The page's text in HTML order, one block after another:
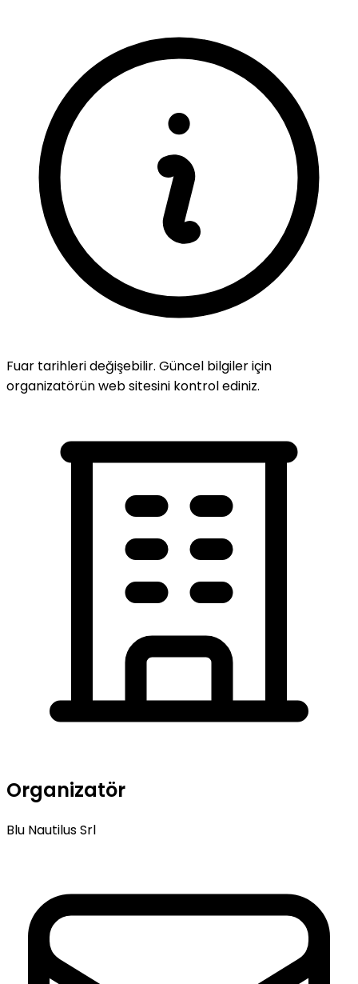
Fuar tarihleri değişebilir. Güncel bilgiler için
organizatörün web sitesini kontrol ediniz.
Organizatör
Blu Nautilus Srl